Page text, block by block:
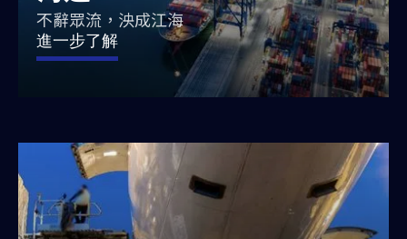
不辭眾流，泱成江海
進一步了解